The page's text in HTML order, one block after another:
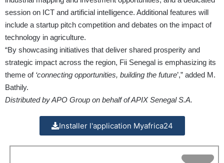
session on ICT and artificial intelligence. Additional features will
include a startup pitch competition and debates on the impact of
technology in agriculture.
“By showcasing initiatives that deliver shared prosperity and
strategic impact across the region, Fii Senegal is emphasizing its
theme of ‘connecting opportunities, building the future’,” added M.
Bathily.
Distributed by APO Group on behalf of APIX Senegal S.A.
Installer l'application Myafrica24